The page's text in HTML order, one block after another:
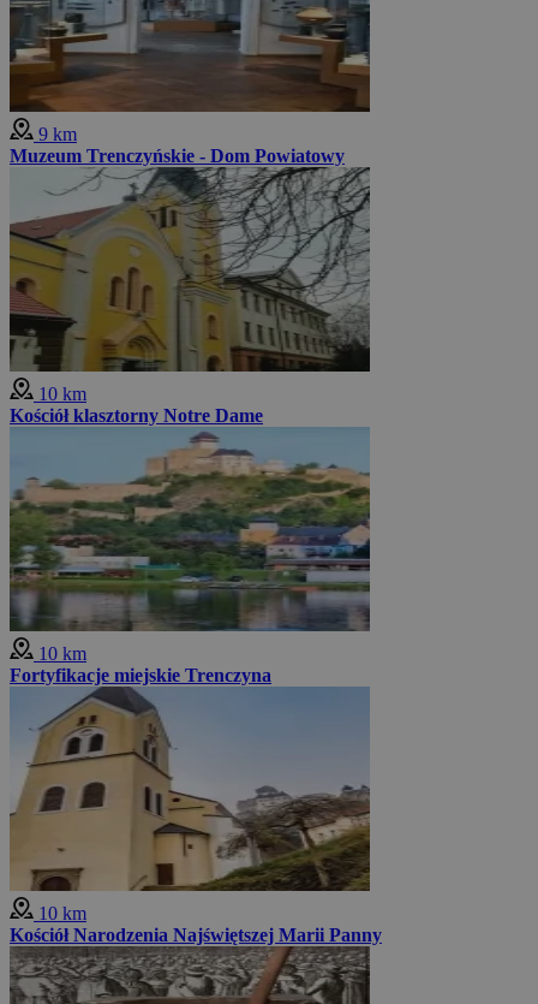
9 km
Muzeum Trenczyńskie - Dom Powiatowy
10 km
Kościół klasztorny Notre Dame
10 km
Fortyfikacje miejskie Trenczyna
10 km
Kościół Narodzenia Najświętszej Marii Panny